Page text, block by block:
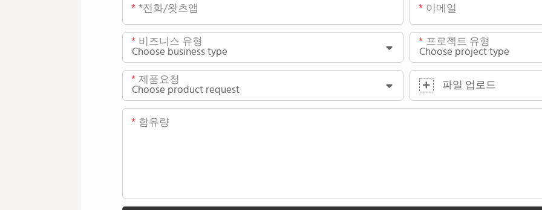
*전화/왓츠앱 이메일
비즈니스 유형 프로젝트 유형
제품요청 파일 업로드
함유량